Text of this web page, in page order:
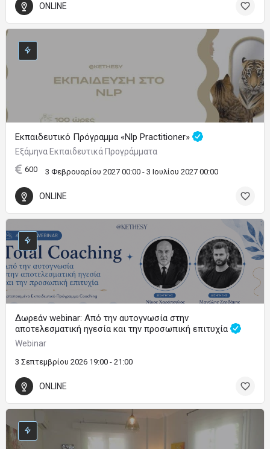
ONLINE
Εκπαιδευτικό Πρόγραμμα «Nlp Practitioner»
Εξάμηνα Εκπαιδευτικά Προγράμματα
600 3 Φεβρουαρίου 2027 00:00 - 3 Ιουλίου 2027 00:00
ONLINE
Δωρεάν webinar: Από την αυτογνωσία στην
αποτελεσματική ηγεσία και την προσωπική επιτυχία
Webinar
3 Σεπτεμβρίου 2026 19:00 - 21:00
ONLINE